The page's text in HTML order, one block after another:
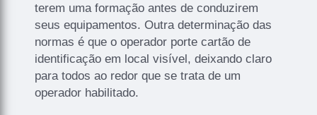
terem uma formação antes de conduzirem
seus equipamentos. Outra determinação das
normas é que o operador porte cartão de
identificação em local visível, deixando claro
para todos ao redor que se trata de um
operador habilitado.